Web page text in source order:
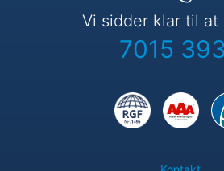
Vi sidder klar til
7015